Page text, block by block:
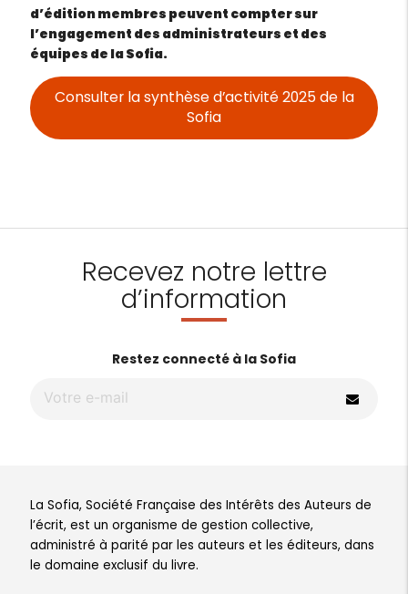
d’édition membres peuvent compter sur
l’engagement des administrateurs et des
équipes de la Sofia.
Consulter la synthèse d’activité 2025 de la
Sofia
Recevez notre lettre
d’information
Restez connecté à la Sofia
La Sofia, Société Française des Intérêts des Auteurs de
l’écrit, est un organisme de gestion collective,
administré à parité par les auteurs et les éditeurs, dans
le domaine exclusif du livre.